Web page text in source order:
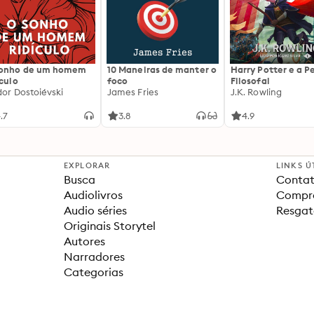
de um homem
Dostoiévski
10 Maneiras de manter o
foco
James Fries
3.8
Harry Potter e a
Filosofal
J.K. Rowling
4.9
EXPLORAR
Busca
Audiolivros
Audio séries
Originais Storytel
Autores
Narradores
Categorias
LINKS